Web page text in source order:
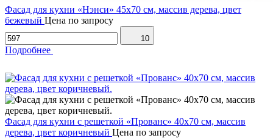
Фасад для кухни «Нэнси» 45х70 см, массив дерева, цвет
бежевый Цена по запросу
10
Подробнее
Фасад для кухни с решеткой «Прованс» 40х70 см, массив
дерева, цвет коричневый Цена по запросу